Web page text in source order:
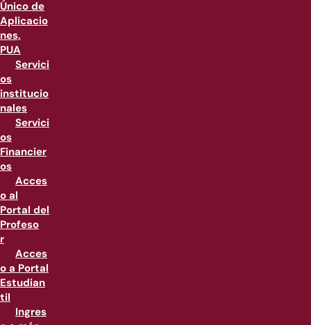
Único de
Aplicacio
nes,
PUA
Servici
os
institucio
nales
Servici
os
Financier
os
Acces
o al
Portal del
Profeso
r
Acces
o a Portal
Estudian
til
Ingres